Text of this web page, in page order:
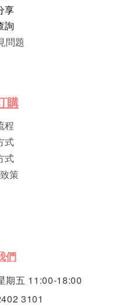
享
詢
問題
購
程
式
式
策
們
期五 11:00-18:00
3101